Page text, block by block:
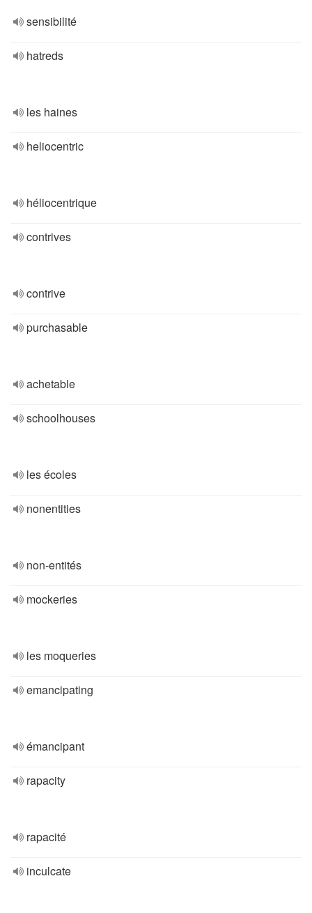
sensibilité
hatreds
les haines
heliocentric
héliocentrique
contrives
contrive
purchasable
achetable
schoolhouses
les écoles
nonentities
non-entités
mockeries
les moqueries
emancipating
émancipant
rapacity
rapacité
inculcate